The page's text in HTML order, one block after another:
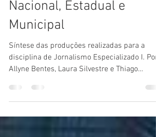
Nepotismo na Política
Nacional, Estadual e
Municipal
Síntese das produções realizadas para a
Allyne Bentes, Laura Silvestre e Thiago
Marinho*....